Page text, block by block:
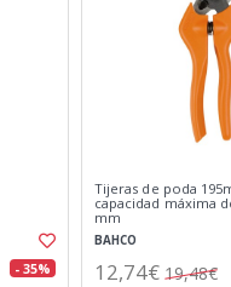
- 35%
Tijeras de poda
capacidad máxima
mm
BAHCO
12,74€ 19,48€